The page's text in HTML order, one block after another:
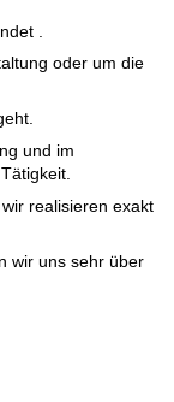
.
oder um die
und im
realisieren exakt
wir uns sehr über